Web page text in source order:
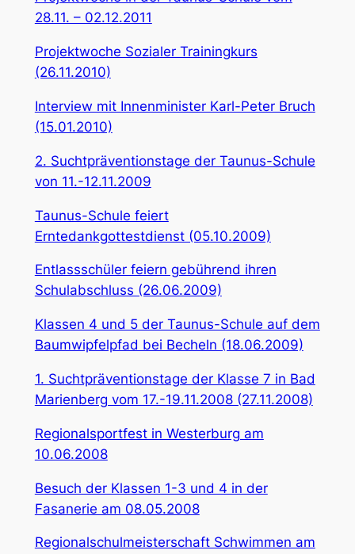
28.11. – 02.12.2011
Projektwoche Sozialer Trainingkurs
(26.11.2010)
Interview mit Innenminister Karl-Peter Bruch
(15.01.2010)
2. Suchtpräventionstage der Taunus-Schule
von 11.-12.11.2009
Taunus-Schule feiert
Erntedankgottestdienst (05.10.2009)
Entlassschüler feiern gebührend ihren
Schulabschluss (26.06.2009)
Klassen 4 und 5 der Taunus-Schule auf dem
Baumwipfelpfad bei Becheln (18.06.2009)
1. Suchtpräventionstage der Klasse 7 in Bad
Marienberg vom 17.-19.11.2008 (27.11.2008)
Regionalsportfest in Westerburg am
10.06.2008
Besuch der Klassen 1-3 und 4 in der
Fasanerie am 08.05.2008
Regionalschulmeisterschaft Schwimmen am